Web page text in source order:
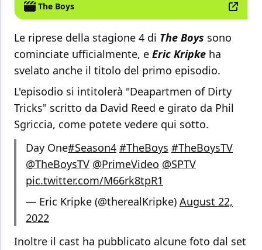
The Boys
Le riprese della stagione 4 di The Boys sono
cominciate ufficialmente, e Eric Kripke ha
svelato anche il titolo del primo episodio.
L'episodio si intitolerà "Deapartmen of Dirty
Tricks" scritto da David Reed e girato da Phil
Sgriccia, come potete vedere qui sotto.
Day One#Season4 #TheBoys #TheBoysTV
@TheBoysTV @PrimeVideo @SPTV
pic.twitter.com/M66rk8tpR1
— Eric Kripke (@therealKripke) August 22,
2022
Inoltre il cast ha pubblicato alcune foto dal set